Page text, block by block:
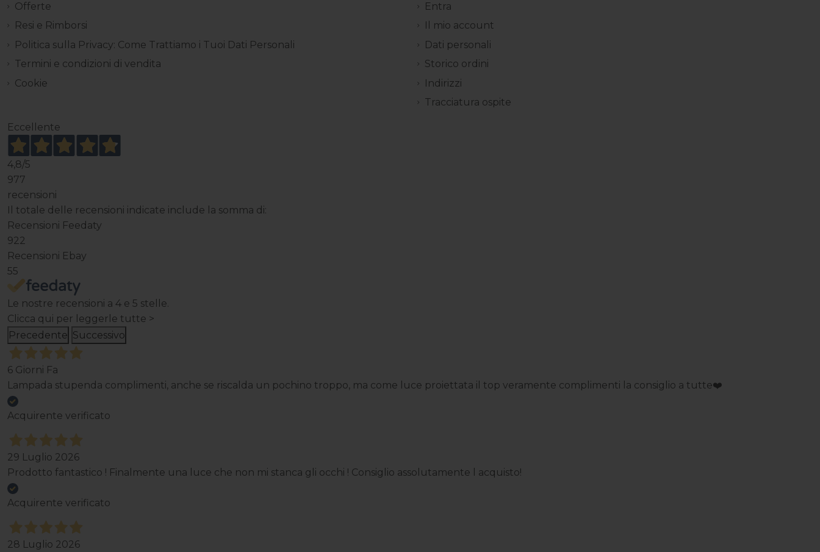
Offerte
Resi e Rimborsi
Politica sulla Privacy: Come Trattiamo i Tuoi Dati Personali
Termini e condizioni di vendita
Cookie
Entra
Il mio account
Dati personali
Storico ordini
Indirizzi
Tracciatura ospite
Eccellente
4,8/5
977
recensioni
Il totale delle recensioni indicate include la somma di:
Recensioni Feedaty
922
Recensioni Ebay
55
Le nostre recensioni a 4 e 5 stelle.
Clicca qui per leggerle tutte >
Precedente Successivo
6 Giorni Fa
Lampada stupenda complimenti, anche se riscalda un pochino troppo, ma come luce proiettata il top veramente complimenti la consiglio a tutte❤️
Acquirente verificato
29 Luglio 2026
Prodotto fantastico ! Finalmente una luce che non mi stanca gli occhi ! Consiglio assolutamente l acquisto!
Acquirente verificato
28 Luglio 2026